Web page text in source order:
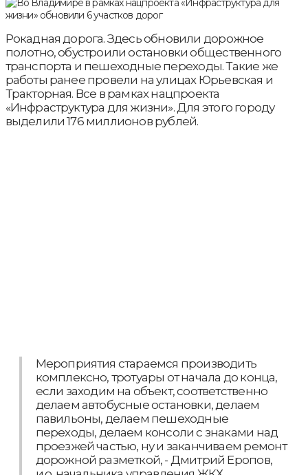
Рокадная дорога. Здесь обновили дорожное
полотно, обустроили остановки общественного
транспорта и пешеходные переходы. Такие же
работы ранее провели на улицах Юрьевская и
Тракторная. Все в рамках нацпроекта
«Инфраструктура для жизни». Для этого городу
выделили 176 миллионов рублей.
Мероприятия стараемся производить
комплексно, тротуары от начала до конца,
если заходим на объект, соответственно
делаем автобусные остановки, делаем
павильоны, делаем пешеходные
переходы, делаем консоли с знаками над
проезжей частью, ну и заканчиваем ремонт
дорожной разметкой, - Дмитрий Еропов,